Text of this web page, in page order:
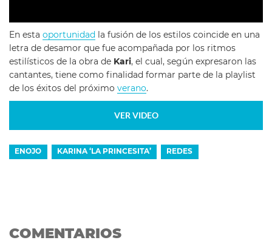
En esta oportunidad la fusión de los estilos coincide en una
letra de desamor que fue acompañada por los ritmos
estilísticos de la obra de Kari, el cual, según expresaron las
cantantes, tiene como finalidad formar parte de la playlist
de los éxitos del próximo verano.
VER VIDEO
ENOJO KARINA ‘LA PRINCESITA’ REDES
COMENTARIOS